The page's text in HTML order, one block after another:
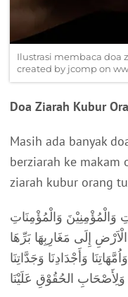
Ilustrasi membaca doa
created by jcomp on
Doa Ziarah Kubur
Masih ada banyak
berziarah ke makam
ziarah kubur orang
وَالْمُؤْمِنِيْنَ وَالْمُؤْمِنَاتِ
إِلَى مَغَارِبِهَا بَرِّهَا
وَأَجْدَادِنَا وَجَدَّاتِنَا
وَلِأَصْحَابِ الحُقُوْقِ عَلَيْنَا